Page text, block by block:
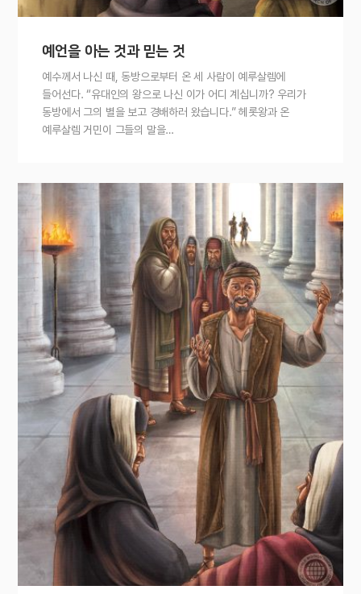
예언을 아는 것과 믿는 것
예수께서 나신 때, 동방으로부터 온 세 사람이 예루살렘에
들어선다. “유대인의 왕으로 나신 이가 어디 계십니까? 우리가
동방에서 그의 별을 보고 경배하러 왔습니다.” 헤롯왕과 온
예루살렘 거민이 그들의 말을…